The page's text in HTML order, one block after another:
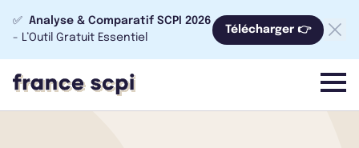
✅ Analyse & Comparatif SCPI 2026
- L’Outil Gratuit Essentiel
Télécharger 👉
menu